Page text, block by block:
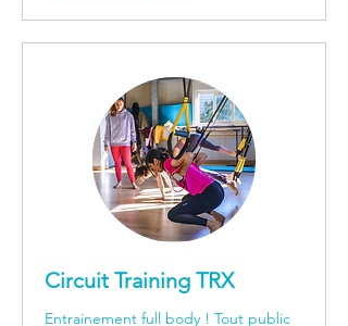
Circuit Training TRX
Entrainement full body ! Tout public